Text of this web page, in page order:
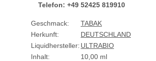
Telefon: +49 52425 819910
Geschmack:
TABAK
Herkunft:
DEUTSCHLAND
Liquidhersteller: ULTRABIO
Inhalt:
10,00 ml